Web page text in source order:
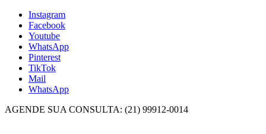
Instagram
Facebook
Youtube
WhatsApp
Pinterest
TikTok
Mail
WhatsApp
AGENDE SUA CONSULTA: (21) 99912-0014